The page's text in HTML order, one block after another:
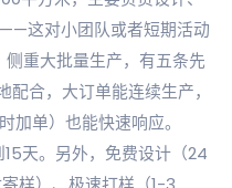
这对小团队或者短期活动
重大批量生产，有五条先
合，大订单能连续生产，
加单）也能快速响应。
天。另外，免费设计（24